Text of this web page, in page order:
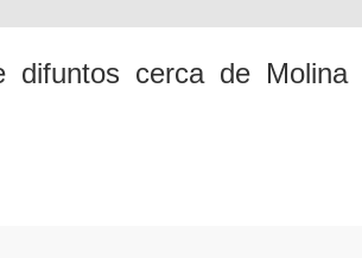
difuntos cerca de Molina